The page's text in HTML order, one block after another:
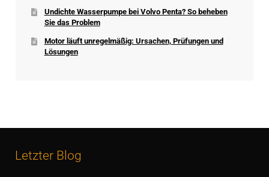
Undichte Wasserpumpe bei Volvo Penta? So beheben
Sie das Problem
Motor läuft unregelmäßig: Ursachen, Prüfungen und
Lösungen
Letzter Blog